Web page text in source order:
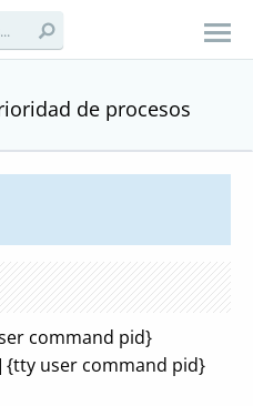
de procesos
command pid}
user command pid}